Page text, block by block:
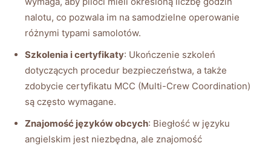
nalotu, co pozwala im na samodzielne operowanie
różnymi typami samolotów.
Szkolenia i certyfikaty: Ukończenie szkoleń
dotyczących procedur bezpieczeństwa, a także
zdobycie certyfikatu MCC (Multi-Crew Coordination)
są często wymagane.
Znajomość języków obcych: Biegłość w języku
angielskim jest niezbędna, ale znajomość